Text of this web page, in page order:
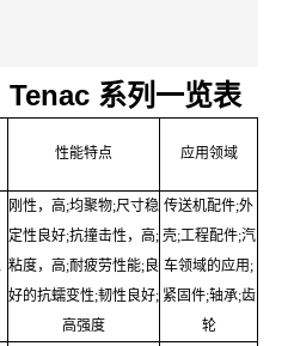
Tenac 系列一览表
性能特点 应用领域
刚性，高;均聚物;尺寸稳
定性良好;抗撞击性，高;
粘度，高;耐疲劳性能;良
好的抗蠕变性;韧性良好;
高强度
传送机配件;外
壳;工程配件;汽
车领域的应用;
紧固件;轴承;齿
轮